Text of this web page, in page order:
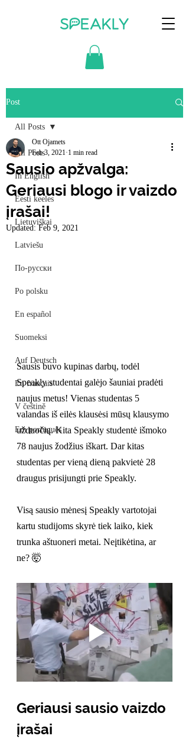
Post
All Posts
In English
Eesti keeles
Lietuviškai
Latviešu
По-русски
Po polsku
En español
Suomeksi
Auf Deutsch
En français
V češtině
Em português
All Posts
Sausio apžvalga:
Geriausi blogo ir vaizdo
įrašai!
Ott Ojamets
Feb 3, 2021 1 min read
Updated:Feb 9, 2021
Sausis buvo kupinas darbų, todėl
Speakly studentai galėjo šauniai pradėti
naujus metus! Vienas studentas 5
valandas iš eilės klausėsi mūsų klausymo
užduočių. Kita Speakly studentė išmoko
78 naujus žodžius iškart. Dar kitas
studentas per vieną dieną pakvietė 28
draugus prisijungti prie Speakly.
Visą sausio mėnesį Speakly vartotojai
kartu studijoms skyrė tiek laiko, kiek
trunka aštuoneri metai. Neįtikėtina, ar
ne? 🤯
Geriausi sausio vaizdo
įrašai